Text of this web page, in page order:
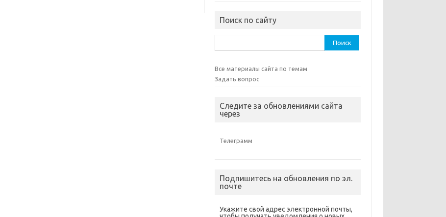
Поиск по сайту
Все материалы сайта по темам
Задать вопрос
Следите за обновлениями сайта
через
Телеграмм
Подпишитесь на обновления по эл.
почте
Укажите свой адрес электронной почты,